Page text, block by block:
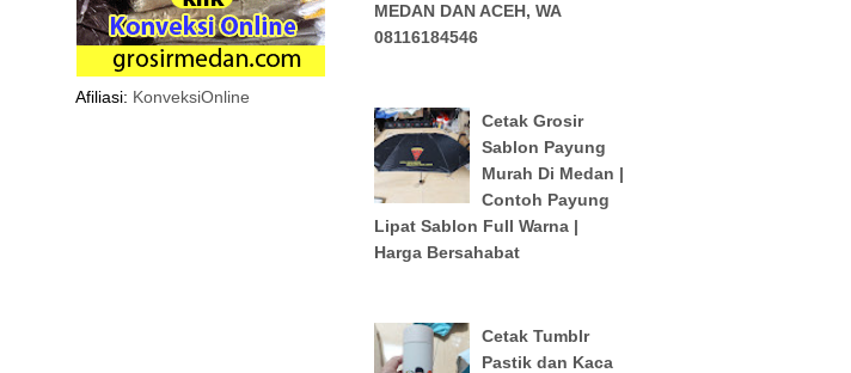
Afiliasi: KonveksiOnline
MEDAN DAN ACEH, WA
08116184546
Cetak Grosir
Sablon Payung
Murah Di Medan |
Contoh Payung
Lipat Sablon Full Warna |
Harga Bersahabat
Cetak Tumblr
Pastik dan Kaca